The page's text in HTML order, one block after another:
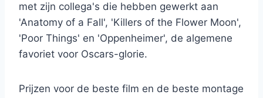
met zijn collega's die hebben gewerkt aan
'Anatomy of a Fall', 'Killers of the Flower Moon',
'Poor Things' en 'Oppenheimer', de algemene
favoriet voor Oscars-glorie.
Prijzen voor de beste film en de beste montage